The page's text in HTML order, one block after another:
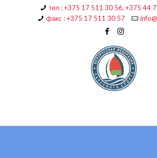
тел : +375 17 511 30 56, +375 44
факс : +375 17 511 30 57